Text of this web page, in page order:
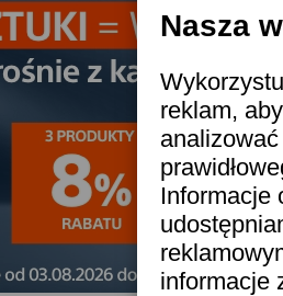
Nasza
reklam,
Informacje
informacje